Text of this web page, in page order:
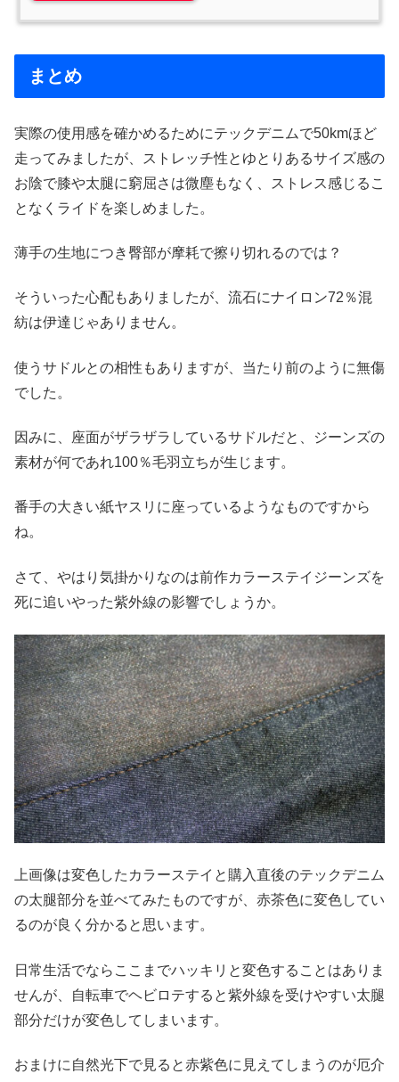
まとめ
実際の使用感を確かめるためにテックデニムで50kmほど
走ってみましたが、ストレッチ性とゆとりあるサイズ感の
お陰で膝や太腿に窮屈さは微塵もなく、ストレス感じるこ
となくライドを楽しめました。
薄手の生地につき臀部が摩耗で擦り切れるのでは？
そういった心配もありましたが、流石にナイロン72％混
紡は伊達じゃありません。
使うサドルとの相性もありますが、当たり前のように無傷
でした。
因みに、座面がザラザラしているサドルだと、ジーンズの
素材が何であれ100％毛羽立ちが生じます。
番手の大きい紙ヤスリに座っているようなものですから
ね。
さて、やはり気掛かりなのは前作カラーステイジーンズを
死に追いやった紫外線の影響でしょうか。
上画像は変色したカラーステイと購入直後のテックデニム
の太腿部分を並べてみたものですが、赤茶色に変色してい
るのが良く分かると思います。
日常生活でならここまでハッキリと変色することはありま
せんが、自転車でヘビロテすると紫外線を受けやすい太腿
部分だけが変色してしまいます。
おまけに自然光下で見ると赤紫色に見えてしまうのが厄介